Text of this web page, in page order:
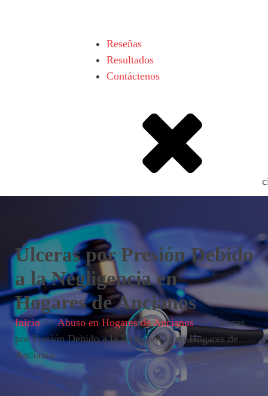
Reseñas
Resultados
Contáctenos
Úlceras por Presión Debido
a la Negligencia en
Hogares de Ancianos
Inicio>>Abuso en Hogares de Ancianos>> Úlceras
por Presión Debido a la Negligencia en Hogares de
Ancianos